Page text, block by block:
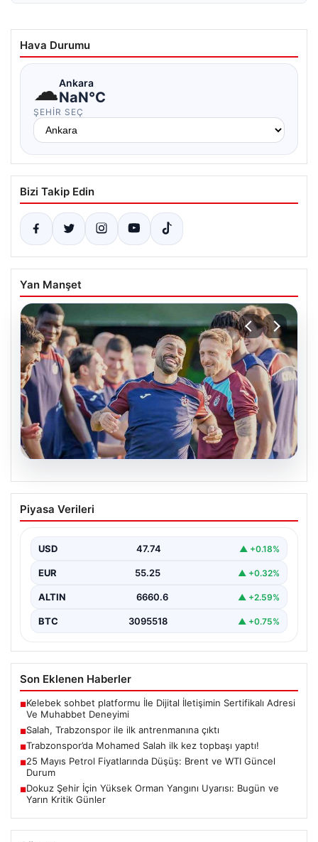
Hava Durumu
☁Ankara
NaN°C
ŞEHIR SEÇ
Bizi Takip Edin
Yan Manşet
07.08.2026
Salah, Trabzonspor ile ilk antrenmanına
çıktı
Piyasa Verileri
USD 47.74 ▲ +0.18%
EUR 55.25 ▲ +0.32%
ALTIN 6660.6 ▲ +2.59%
BTC 3095518 ▲ +0.75%
Son Eklenen Haberler
■Kelebek sohbet platformu İle Dijital İletişimin Sertifikalı Adresi
Ve Muhabbet Deneyimi
■Salah, Trabzonspor ile ilk antrenmanına çıktı
■Trabzonspor’da Mohamed Salah ilk kez topbaşı yaptı!
■25 Mayıs Petrol Fiyatlarında Düşüş: Brent ve WTI Güncel
Durum
■Dokuz Şehir İçin Yüksek Orman Yangını Uyarısı: Bugün ve
Yarın Kritik Günler